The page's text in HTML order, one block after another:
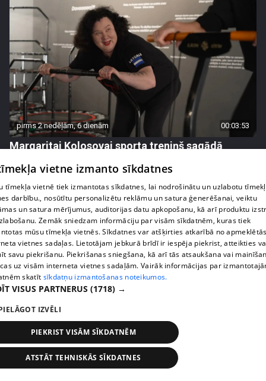
pirms 2 nedēļām, 6 dienām 00:03:53
Margaritai Kolosovai sporta treniņš sagādā
69. epizode
Kaspars Kambala saņem pārsteidzošu darba
piedāvājumu Turcijā
68. epizode
vietne izmanto sīkdatnes
tīmekļa vietnē tiek izmantotas sīkdatnes, lai nodrošinātu un uzlabotu
darbību., nosūtītu personalizētu reklāmu un satura ģenerēšanai, veiktu
un satura mērījumus, auditorijas datu apkopošanu, kā arī produktu
Zemāk sniedzam informāciju par visām sīkdatnēm, kuras tiek
mūsu tīmekļa vietnēs. Sīkdatnes var atšķirties atkarībā no
vietnes sadaļas. Lietotājam jebkurā brīdī ir iespēja piekrist, atteikties
savu piekrišanu. Piekrišanas sniegšana, kā arī tās atsaukšana vai
uz visām interneta vietnes sadaļām. Vairāk informācijas par
skatīt sīkdatņu izmantošanas noteikumos.
VISUS PARTNERUS (1718) →
IZVĒLI
PIEKRIST VISĀM SĪKDATNĒM
ATSTĀT TEHNISKĀS SĪKDATNES